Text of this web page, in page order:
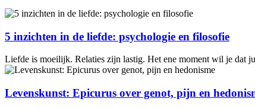
5 inzichten in de liefde: psychologie en filosofie
Liefde is moeilijk. Relaties zijn lastig. Het ene moment wil je dat
Levenskunst: Epicurus over genot, pijn en